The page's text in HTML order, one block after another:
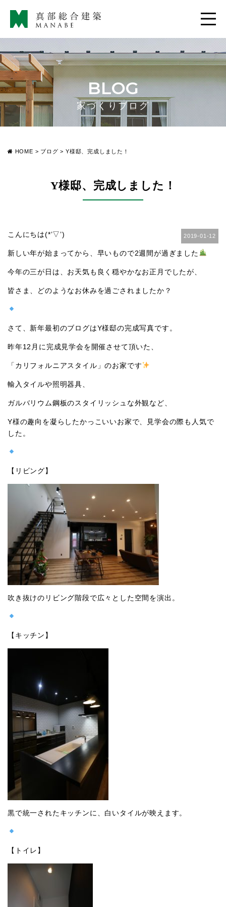
BLOG
家づくりブログ
HOME > ブログ >Y様邸、完成しました！
Y様邸、完成しました！
2019-01-12
こんにちは(*’▽’)
新しい年が始まってから、早いもので2週間が過ぎました
今年の三が日は、お天気も良く穏やかなお正月でしたが、
皆さま、どのようなお休みを過ごされましたか？
さて、新年最初のブログはY様邸の完成写真です。
昨年12月に完成見学会を開催させて頂いた、
「カリフォルニアスタイル」のお家です
輸入タイルや照明器具、
ガルバリウム鋼板のスタイリッシュな外観など、
Y様の趣向を凝らしたかっこいいお家で、見学会の際も人気で
した。
【リビング】
吹き抜けのリビング階段で広々とした空間を演出。
【キッチン】
黒で統一されたキッチンに、白いタイルが映えます。
【トイレ】